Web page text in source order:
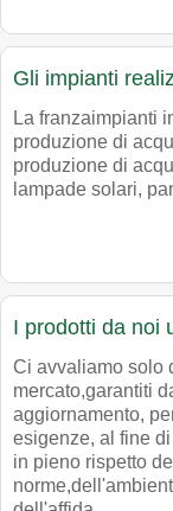
Gli impianti
La franzaimpianti
produzione di
produzione di
lampade solari,
I prodotti da noi
Ci avvaliamo solo
mercato,garantiti
aggiornamento,
esigenze, al fine
in pieno rispetto